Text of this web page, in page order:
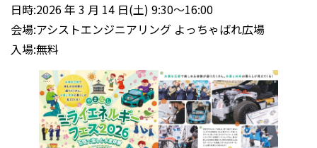
日時:2026 年 3 月 14 日(土) 9:30〜16:00
会場:アシストエンジニアリング よっちゃばれ広場
入場:無料